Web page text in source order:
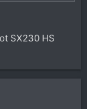
SX230 HS